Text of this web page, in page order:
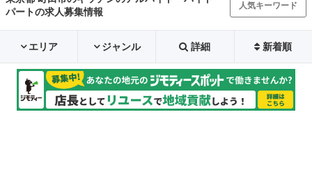
パートの求人募集情報
人気キーワード
エリア ジャンル 詳細 新着順